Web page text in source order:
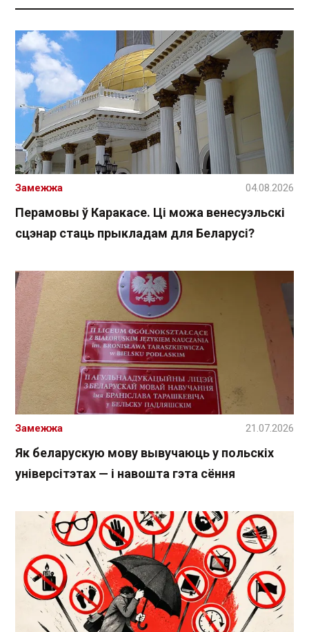
Перамовы ў Каракасе. Ці можа венесуэльскі
сцэнар стаць прыкладам для Беларусі?
Замежжа 04.08.2026
Як беларускую мову вывучаюць у польскіх
універсітэтах — і навошта гэта сёння
Замежжа 21.07.2026